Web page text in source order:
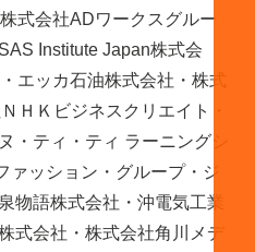
式会社ADワークスグルー
Institute Japan株式会
エッカ石油株式会社・株式
ＨＫビジネスクリエイト・
・ティ・ティ ラーニングシ
ァッション・グループ・ジ
物語株式会社・沖電気工業
式会社・株式会社角川メデ